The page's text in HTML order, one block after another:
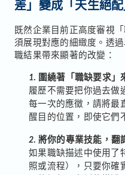
差」變成「天生絕配
既然企業目前正高度審視
須展現對應的細緻度。透
職結果帶來顯著的改變：
1. 圍繞著「職缺要求」
履歷不需要把你過去做
每一次的應徵，請將最
醒目的位置，即使它們
2. 將你的專業技能，翻
如果職缺描述中使用了
照或流程），只要你確